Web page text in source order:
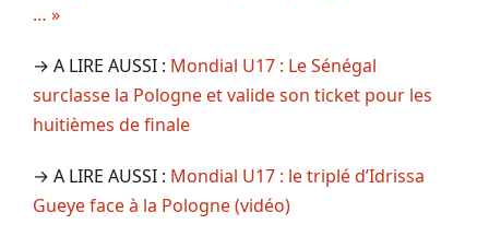
… »
→ A LIRE AUSSI : Mondial U17 : Le Sénégal
surclasse la Pologne et valide son ticket pour les
huitièmes de finale
→ A LIRE AUSSI : Mondial U17 : le triplé d’Idrissa
Gueye face à la Pologne (vidéo)